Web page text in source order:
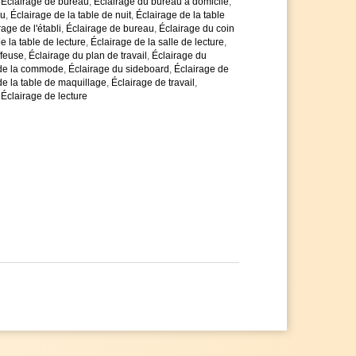
, Éclairage de la table de nuit, Éclairage de la table
de l'établi, Éclairage de bureau, Éclairage du coin
la table de lecture, Éclairage de la salle de lecture,
, Éclairage du plan de travail , Éclairage du
la commode, Éclairage du sideboard , Éclairage de
la table de maquillage, Éclairage de travail ,
Éclairage de lecture